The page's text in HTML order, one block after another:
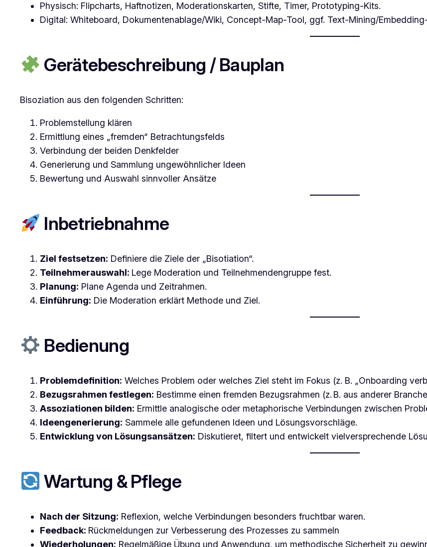
Physisch: Flipcharts, Haftnotizen, Moderationskarten, Stifte, Timer, Prototyping-Kits.
Digital: Whiteboard, Dokumentenablage/Wiki, Concept-Map-Tool, ggf. Text-Mining/
Gerätebeschreibung / Bauplan
Bisoziation aus den folgenden Schritten:
Problemstellung klären
Ermittlung eines „fremden“ Betrachtungsfelds
Verbindung der beiden Denkfelder
Generierung und Sammlung ungewöhnlicher Ideen
Bewertung und Auswahl sinnvoller Ansätze
Inbetriebnahme
Ziel festsetzen: Definiere die Ziele der „Bisotiation“.
Teilnehmerauswahl: Lege Moderation und Teilnehmendengruppe fest.
Planung: Plane Agenda und Zeitrahmen.
Einführung: Die Moderation erklärt Methode und Ziel.
Bedienung
Problemdefinition: Welches Problem oder welches Ziel steht im Fokus (z. B. „Onboarding
Bezugsrahmen festlegen: Bestimme einen fremden Bezugsrahmen (z. B. aus anderer
Assoziationen bilden: Ermittle analogische oder metaphorische Verbindungen zwischen
Ideengenerierung: Sammele alle gefundenen Ideen und Lösungsvorschläge.
Entwicklung von Lösungsansätzen: Diskutieret, filtert und entwickelt vielversprechende
Wartung & Pflege
Nach der Sitzung: Reflexion, welche Verbindungen besonders fruchtbar waren.
Feedback: Rückmeldungen zur Verbesserung des Prozesses zu sammeln
Wiederholungen: Regelmäßige Übung und Anwendung, um methodische Sicherheit zu